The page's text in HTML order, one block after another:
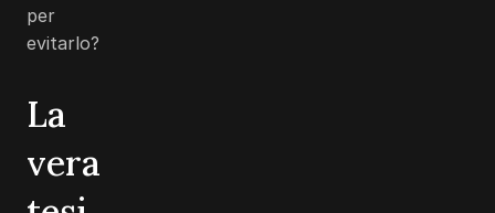
per
evitarlo?
La
vera